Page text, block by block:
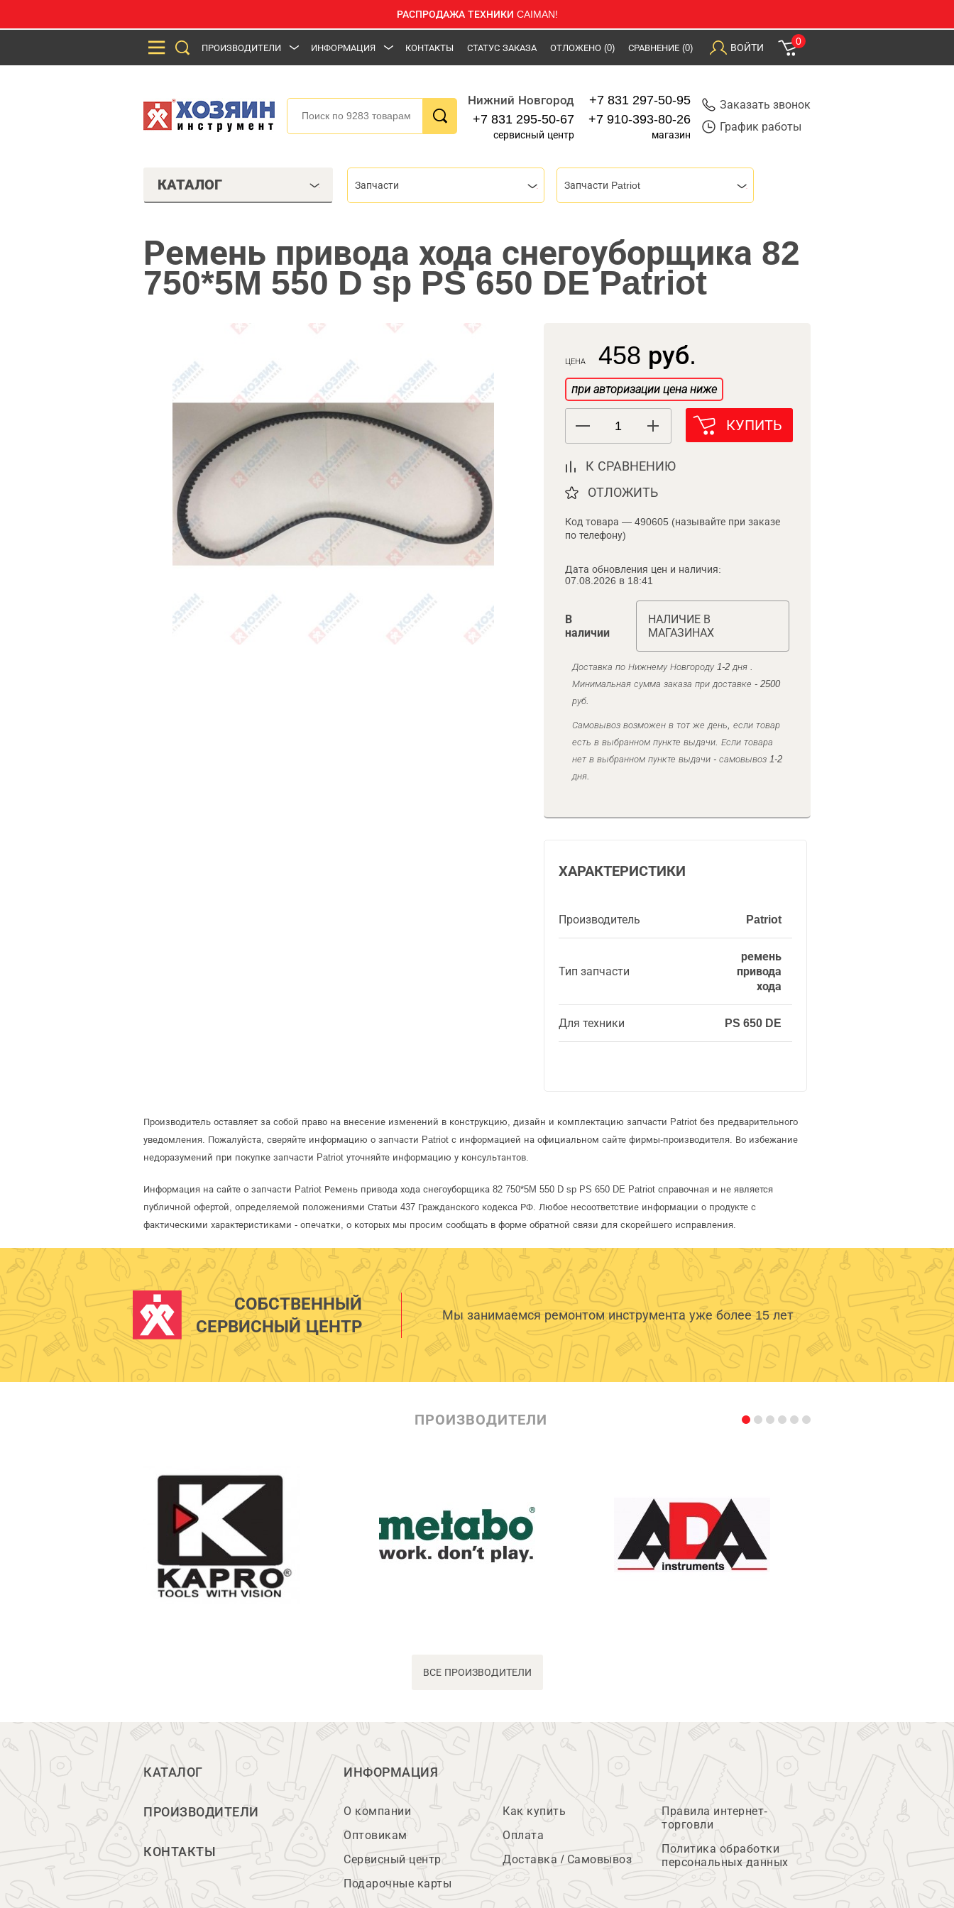
РАСПРОДАЖА ТЕХНИКИ CAIMAN!
ПРОИЗВОДИТЕЛИ ИНФОРМАЦИЯ КОНТАКТЫ СТАТУС ЗАКАЗА ОТЛОЖЕНО (0) СРАВНЕНИЕ (0) ВОЙТИ
0
Нижний Новгород
+7 831 295-50-67
сервисный центр
+7 831 297-50-95
+7 910-393-80-26
магазин
Заказать звонок
График работы
КАТАЛОГ Запчасти Запчасти Patriot
Ремень привода хода снегоуборщика 82
750*5M 550 D sp PS 650 DE Patriot
ЦЕНА 458 руб.
при авторизации цена ниже
КУПИТЬ
К СРАВНЕНИЮ
ОТЛОЖИТЬ
Код товара — 490605 (называйте при заказе
по телефону)
Дата обновления цен и наличия:
07.08.2026 в 18:41
В
наличии
НАЛИЧИЕ В
МАГАЗИНАХ
Доставка по Нижнему Новгороду 1-2 дня .
Минимальная сумма заказа при доставке - 2500
руб.
Самовывоз возможен в тот же день, если товар
есть в выбранном пункте выдачи. Если товара
нет в выбранном пункте выдачи - самовывоз 1-2
дня.
ХАРАКТЕРИСТИКИ
Производитель Patriot
Тип запчасти
ремень
привода
хода
Для техники PS 650 DE
Производитель оставляет за собой право на внесение изменений в конструкцию, дизайн и комплектацию запчасти Patriot без предварительного
уведомления. Пожалуйста, сверяйте информацию о запчасти Patriot с информацией на официальном сайте фирмы-производителя. Во избежание
недоразумений при покупке запчасти Patriot уточняйте информацию у консультантов.
Информация на сайте о запчасти Patriot Ремень привода хода снегоуборщика 82 750*5M 550 D sp PS 650 DE Patriot справочная и не является
публичной офертой, определяемой положениями Статьи 437 Гражданского кодекса РФ. Любое несоответствие информации о продукте с
фактическими характеристиками - опечатки, о которых мы просим сообщать в форме обратной связи для скорейшего исправления.
СОБСТВЕННЫЙ
СЕРВИСНЫЙ ЦЕНТР
Мы занимаемся ремонтом инструмента уже более 15 лет
ПРОИЗВОДИТЕЛИ
ВСЕ ПРОИЗВОДИТЕЛИ
КАТАЛОГ
ПРОИЗВОДИТЕЛИ
КОНТАКТЫ
ИНФОРМАЦИЯ
О компании
Оптовикам
Сервисный центр
Подарочные карты
Как купить
Оплата
Доставка / Самовывоз
Правила интернет-
торговли
Политика обработки
персональных данных